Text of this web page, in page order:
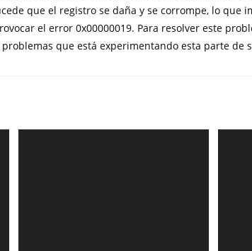
que el registro se daña y se corrompe, lo que
el error 0x00000019. Para resolver este
que está experimentando esta parte de